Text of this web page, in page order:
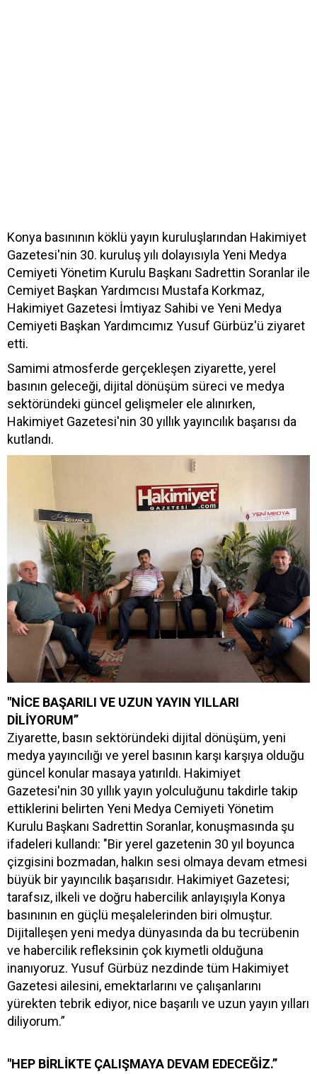
Konya basınının köklü yayın kuruluşlarından Hakimiyet
Gazetesi'nin 30. kuruluş yılı dolayısıyla Yeni Medya
Cemiyeti Yönetim Kurulu Başkanı Sadrettin Soranlar ile
Cemiyet Başkan Yardımcısı Mustafa Korkmaz,
Hakimiyet Gazetesi İmtiyaz Sahibi ve Yeni Medya
Cemiyeti Başkan Yardımcımız Yusuf Gürbüz'ü ziyaret
etti.
Samimi atmosferde gerçekleşen ziyarette, yerel
basının geleceği, dijital dönüşüm süreci ve medya
sektöründeki güncel gelişmeler ele alınırken,
Hakimiyet Gazetesi'nin 30 yıllık yayıncılık başarısı da
kutlandı.
"NİCE BAŞARILI VE UZUN YAYIN YILLARI
DİLİYORUM”
Ziyarette, basın sektöründeki dijital dönüşüm, yeni
medya yayıncılığı ve yerel basının karşı karşıya olduğu
güncel konular masaya yatırıldı. Hakimiyet
Gazetesi'nin 30 yıllık yayın yolculuğunu takdirle takip
ettiklerini belirten Yeni Medya Cemiyeti Yönetim
Kurulu Başkanı Sadrettin Soranlar, konuşmasında şu
ifadeleri kullandı: "Bir yerel gazetenin 30 yıl boyunca
çizgisini bozmadan, halkın sesi olmaya devam etmesi
büyük bir yayıncılık başarısıdır. Hakimiyet Gazetesi;
tarafsız, ilkeli ve doğru habercilik anlayışıyla Konya
basınının en güçlü meşalelerinden biri olmuştur.
Dijitalleşen yeni medya dünyasında da bu tecrübenin
ve habercilik refleksinin çok kıymetli olduğuna
inanıyoruz. Yusuf Gürbüz nezdinde tüm Hakimiyet
Gazetesi ailesini, emektarlarını ve çalışanlarını
yürekten tebrik ediyor, nice başarılı ve uzun yayın yılları
diliyorum.”
"HEP BİRLİKTE ÇALIŞMAYA DEVAM EDECEĞİZ.”